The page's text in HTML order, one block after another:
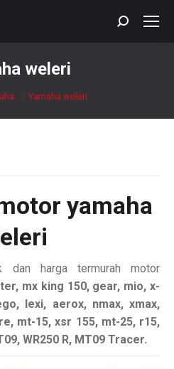
Search:
weleri
Yamaha weleri
yamaha
dan harga termurah motor
mx king 150, gear, mio, x-
lexi, aerox, nmax, xmax,
mt-15, xsr 155, mt-25, r15,
WR250 R, MT09 Tracer.